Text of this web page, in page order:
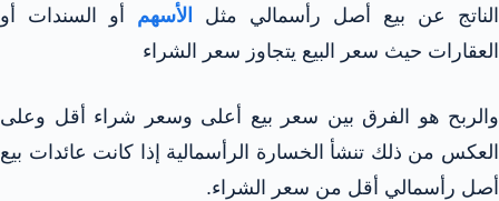
الناتج عن بيع أصل رأسمالي مثل
الأسهم
أو السندات أو
العقارات حيث سعر البيع يتجاوز سعر الشراء
والربح هو الفرق بين سعر بيع أعلى وسعر شراء أقل وعلى
العكس من ذلك تنشأ الخسارة الرأسمالية إذا كانت عائدات بيع
أصل رأسمالي أقل من سعر الشراء.